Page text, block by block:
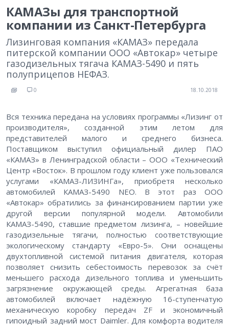
КАМАЗы для транспортной
компании из Санкт-Петербурга
Лизинговая компания «КАМАЗ» передала
питерской компании ООО «Автокар» четыре
газодизельных тягача КАМАЗ-5490 и пять
полуприцепов НЕФАЗ.
0 18.10.2018
Вся техника передана на условиях программы «Лизинг от
производителя», созданной этим летом для
представителей малого и среднего бизнеса.
Поставщиком выступил официальный дилер ПАО
«КАМАЗ» в Ленинградской области – ООО «Технический
Центр «Восток». В прошлом году клиент уже пользовался
услугами «КАМАЗ-ЛИЗИНГа», приобретя несколько
автомобилей КАМАЗ-5490 NEO. В этот раз ООО
«Автокар» обратились за финансированием партии уже
другой версии популярной модели. Автомобили
КАМАЗ-5490, ставшие предметом лизинга, – новейшие
газодизельные тягачи, полностью соответствующие
экологическому стандарту «Евро-5». Они оснащены
двухтопливной системой питания двигателя, которая
позволяет снизить себестоимость перевозок за счёт
меньшего расхода дизельного топлива и уменьшить
загрязнение окружающей среды. Агрегатная база
автомобилей включает надёжную 16-ступенчатую
механическую коробку передач ZF и экономичный
гипоидный задний мост Daimler. Для комфорта водителя